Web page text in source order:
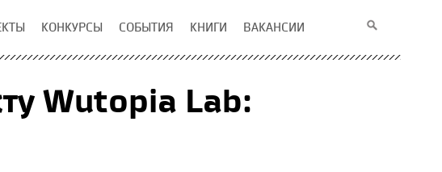
КОНКУРСЫ СОБЫТИЯ КНИГИ ВАКАНСИИ
Wutopia Lab: